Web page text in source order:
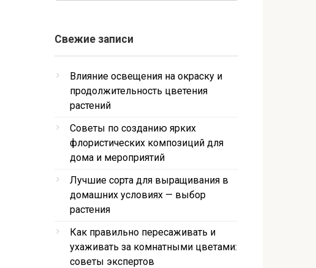
Свежие записи
Влияние освещения на окраску и
продолжительность цветения
растений
Советы по созданию ярких
флористических композиций для
дома и мероприятий
Лучшие сорта для выращивания в
домашних условиях — выбор
растения
Как правильно пересаживать и
ухаживать за комнатными цветами:
советы экспертов